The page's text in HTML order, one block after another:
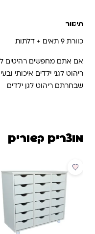
תיאור
כוורת 9 תאים + דלתות
אם אתם מחפשים רהיטים
ריהוט לגני ילדים איכותי
שבחרתם ריהוט לגן ילדים
מוצרים קשורים